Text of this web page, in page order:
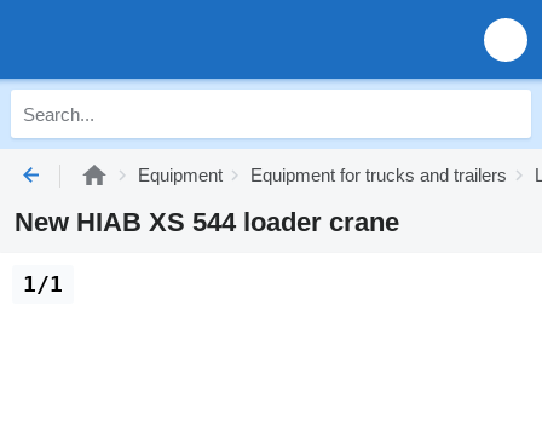
Equipment Equipment for trucks and trailers
New HIAB XS 544 loader crane
1/1